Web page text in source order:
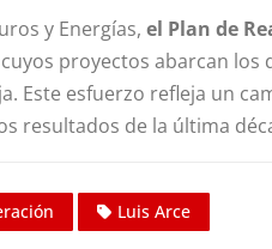
y Energías, el Plan de
proyectos abarcan los
Este esfuerzo refleja un
resultados de la última
Luis Arce